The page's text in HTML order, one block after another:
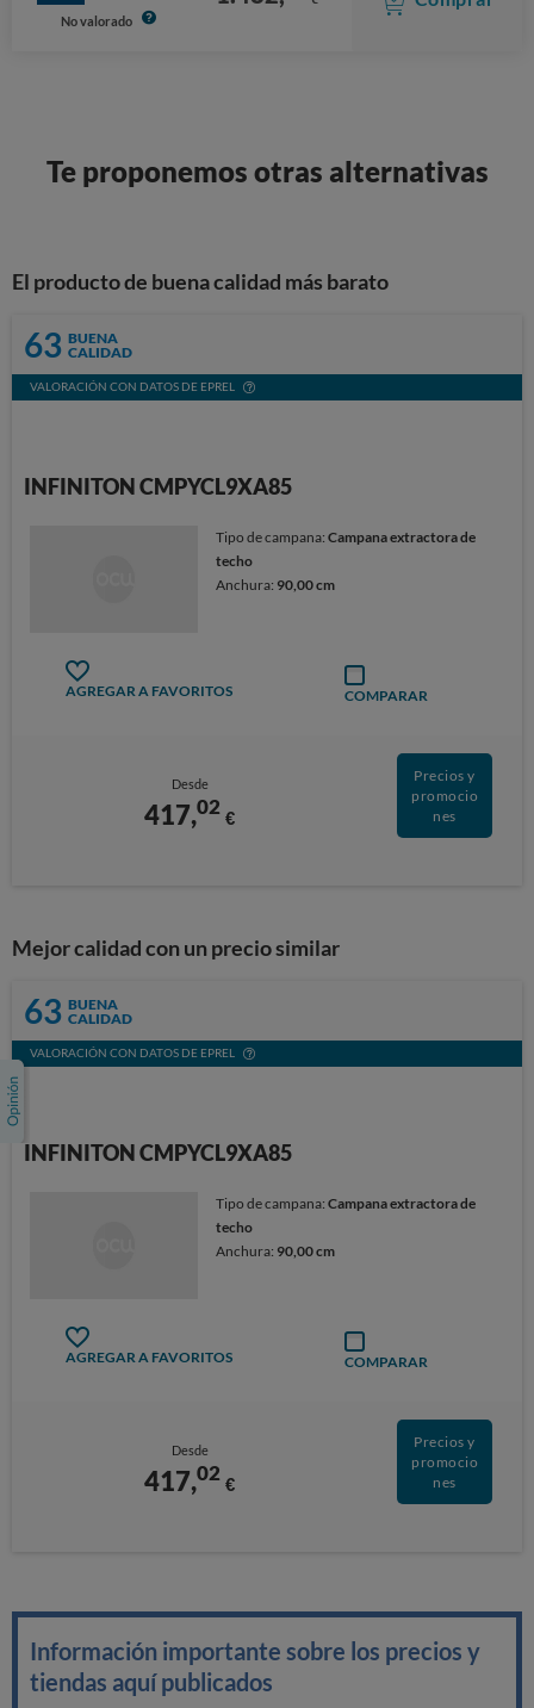
No valorado
Te proponemos otras alternativas
El producto de buena calidad más barato
63 BUENA
CALIDAD
VALORACIÓN CON DATOS DE EPREL
INFINITON CMPYCL9XA85
Tipo de campana:Campana extractora de
techo
Anchura: 90,00 cm
AGREGAR A FAVORITOS COMPARAR
Desde
417,02 €
Precios y
promocio
nes
Mejor calidad con un precio similar
63 BUENA
CALIDAD
VALORACIÓN CON DATOS DE EPREL
INFINITON CMPYCL9XA85
Tipo de campana:Campana extractora de
techo
Anchura: 90,00 cm
AGREGAR A FAVORITOS COMPARAR
Desde
417,02 €
Precios y
promocio
nes
Información importante sobre los precios y
tiendas aquí publicados